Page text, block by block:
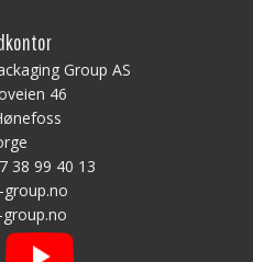
Group AS
46
38 99 40 13